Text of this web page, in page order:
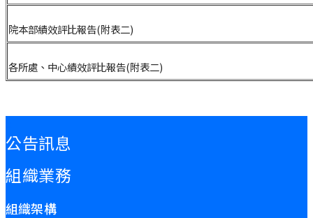
院本部績效評比報告(附表二)
各所處、中心績效評比報告(附表二)
公告訊息
組織業務
組織架構